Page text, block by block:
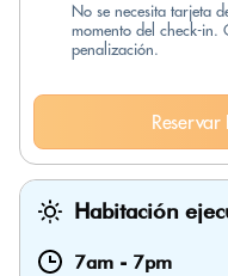
No se necesita tarjeta
momento del check-in.
penalización.
Reservar
Habitación
7am - 7pm